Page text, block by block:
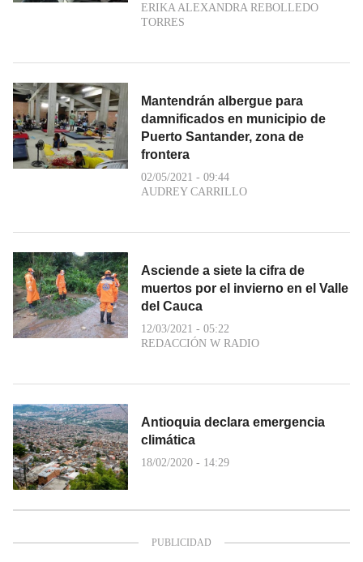
ERIKA ALEXANDRA REBOLLEDO
TORRES
Mantendrán albergue para
damnificados en municipio de
Puerto Santander, zona de
frontera
02/05/2021 - 09:44
AUDREY CARRILLO
Asciende a siete la cifra de
muertos por el invierno en el Valle
del Cauca
12/03/2021 - 05:22
REDACCIÓN W RADIO
Antioquia declara emergencia
climática
18/02/2020 - 14:29